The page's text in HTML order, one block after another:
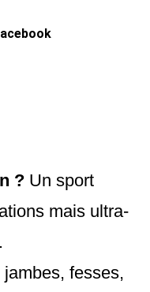
? Un sport
mais ultra-
jambes, fesses,